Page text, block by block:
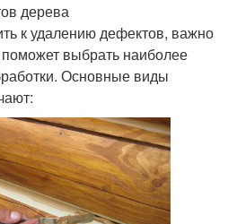
дерева
к удалению дефектов, важно
выбрать наиболее
Основные виды